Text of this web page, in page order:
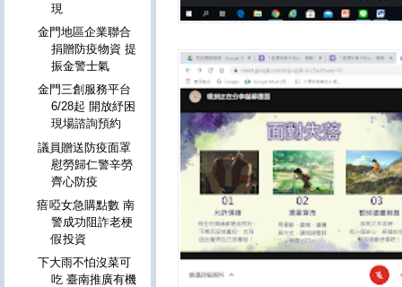
現
金門地區企業聯合
捐贈防疫物資 提
振金警士氣
金門三創服務平台
6/28起 開放紓困
現場諮詢預約
議員贈送防疫面罩
慰勞歸仁警辛勞
齊心防疫
瘖啞女急購點數 南
警成功阻詐老梗
假投資
下大雨不怕沒菜可
吃 臺南推廣有機